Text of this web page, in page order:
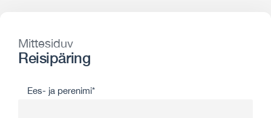
Mittesiduv
Reisipäring
Ees- ja perenimi*